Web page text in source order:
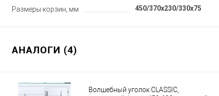
Размеры корзин, мм 450/370х230/330х75
АНАЛОГИ (4)
Волшебный уголок CLASSIC,